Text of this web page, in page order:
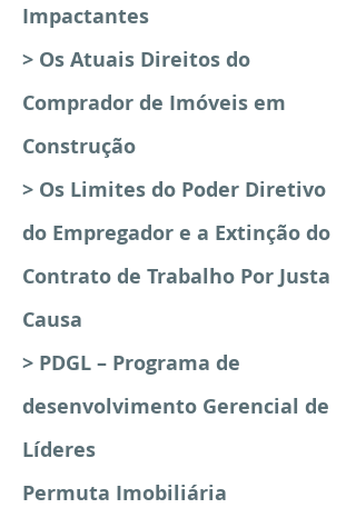
Impactantes
> Os Atuais Direitos do
Comprador de Imóveis em
Construção
> Os Limites do Poder Diretivo
do Empregador e a Extinção do
Contrato de Trabalho Por Justa
Causa
> PDGL – Programa de
desenvolvimento Gerencial de
Líderes
Permuta Imobiliária